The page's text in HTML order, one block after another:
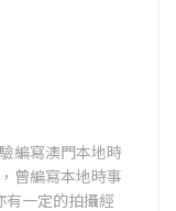
編寫澳門本地時
曾編寫本地時事
有一定的拍攝經